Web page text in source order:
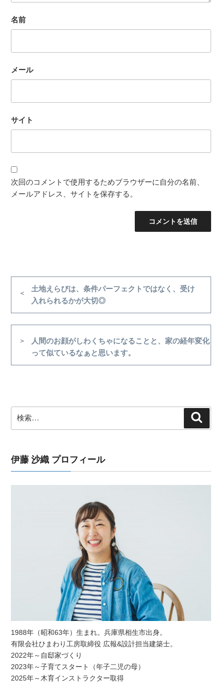
名前
メール
サイト
次回のコメントで使用するためブラウザーに自分の名前、
メールアドレス、サイトを保存する。
投
ー
前
の
土地えらびは、条件パーフェクトではなく、受け
入れられるかが大切◎
次
人間のお顔がしわくちゃになることと、家の経年変化
って似ているなぁと思います。
索:
索
伊藤 沙織 プロフィール
1988年（昭和63年）生まれ。兵庫県相生市出身。
有限会社ひまわり工房取締役 広報&設計担当建築士。
2022年～自邸家づくり
2023年～子育てスタート（年子二児の母）
2025年～木育インストラクター取得